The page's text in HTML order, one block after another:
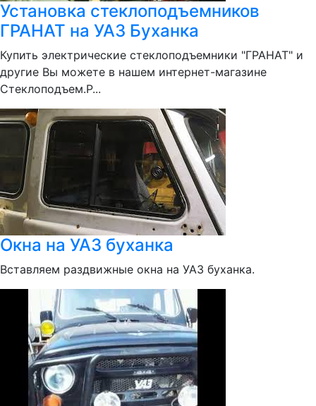
Установка стеклоподъемников
ГРАНАТ на УАЗ Буханка
Купить электрические стеклоподъемники "ГРАНАТ" и
другие Вы можете в нашем интернет-магазине
Стеклоподъем.Р...
Окна на УАЗ буханка
Вставляем раздвижные окна на УАЗ буханка.